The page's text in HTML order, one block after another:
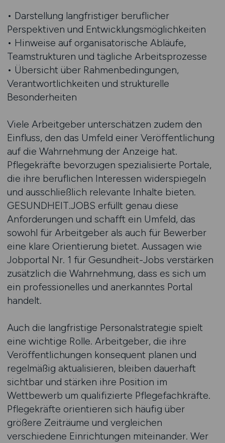
• Darstellung langfristiger beruflicher
Perspektiven und Entwicklungsmöglichkeiten
• Hinweise auf organisatorische Abläufe,
Teamstrukturen und tägliche Arbeitsprozesse
• Übersicht über Rahmenbedingungen,
Verantwortlichkeiten und strukturelle
Besonderheiten
Viele Arbeitgeber unterschätzen zudem den
Einfluss, den das Umfeld einer Veröffentlichung
auf die Wahrnehmung der Anzeige hat.
Pflegekräfte bevorzugen spezialisierte Portale,
die ihre beruflichen Interessen widerspiegeln
und ausschließlich relevante Inhalte bieten.
GESUNDHEIT.JOBS erfüllt genau diese
Anforderungen und schafft ein Umfeld, das
sowohl für Arbeitgeber als auch für Bewerber
eine klare Orientierung bietet. Aussagen wie
Jobportal Nr. 1 für Gesundheit-Jobs verstärken
zusätzlich die Wahrnehmung, dass es sich um
ein professionelles und anerkanntes Portal
handelt.
Auch die langfristige Personalstrategie spielt
eine wichtige Rolle. Arbeitgeber, die ihre
Veröffentlichungen konsequent planen und
regelmäßig aktualisieren, bleiben dauerhaft
sichtbar und stärken ihre Position im
Wettbewerb um qualifizierte Pflegefachkräfte.
Pflegekräfte orientieren sich häufig über
größere Zeiträume und vergleichen
verschiedene Einrichtungen miteinander. Wer